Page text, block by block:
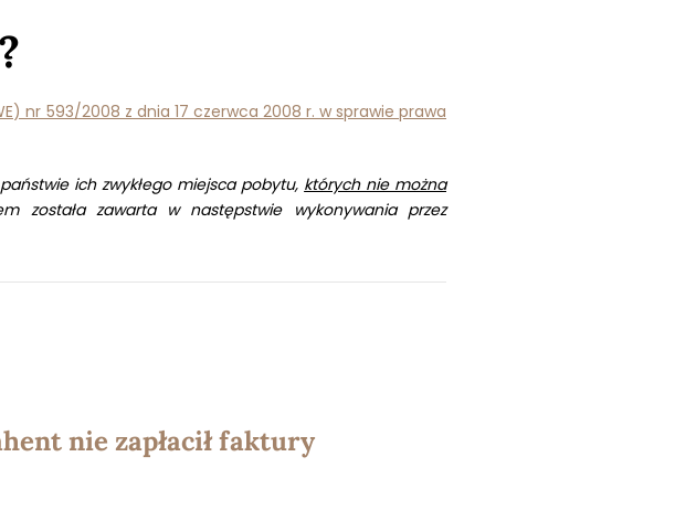
nr 593/2008 z dnia 17 czerwca 2008 r. w sprawie prawa
ich zwykłego miejsca pobytu, których nie można
została zawarta w następstwie wykonywania przez
nie zapłacił faktury